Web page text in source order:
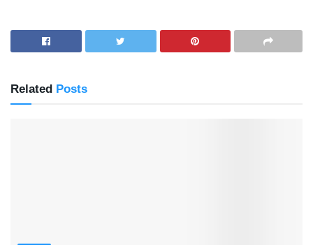
Related Posts